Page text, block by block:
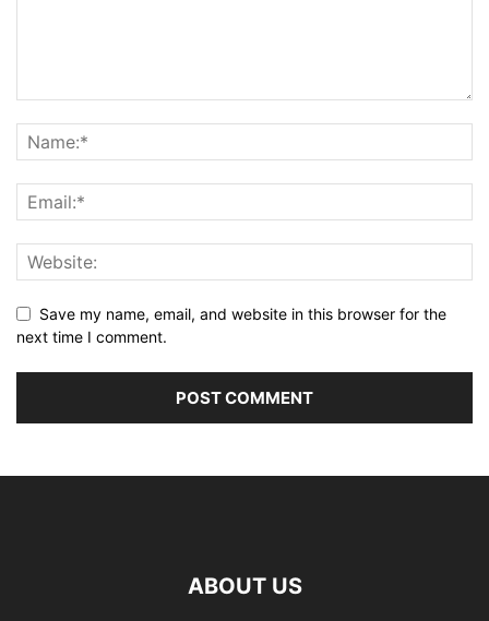
Save my name, email, and website in this browser for the
next time I comment.
ABOUT US